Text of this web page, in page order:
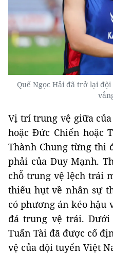
Quế Ngọc Hải đã trở lại
Vị trí trung vệ giữa
hoặc Đức Chiến hoặc
Thành Chung từng thi
phải của Duy Mạnh.
chỗ trung vệ lệch trái
thiếu hụt về nhân sự
có phương án kéo hậu
đá trung vệ trái. Dưới
Tuấn Tài đã được cố
vệ của đội tuyển Việt